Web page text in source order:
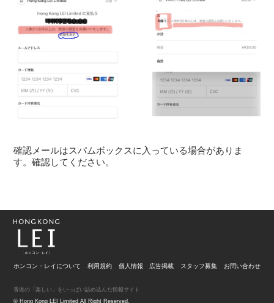
確認メールはスパムボックスに入っている場合がありま
す。確認してください。
ホンコン・レイについて 利用規約 個人情報 広告掲載 スタッフ募集 お問い合わせ
© Hong Kong LEI Limited All Right Reserved.
香港の「楽しい」をいっぱい詰め込んだ情報サイト